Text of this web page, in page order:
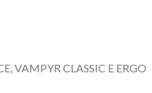
VAMPYR CLASSIC E ERGO